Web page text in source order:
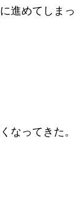
に進めてしまっ
なってきた。